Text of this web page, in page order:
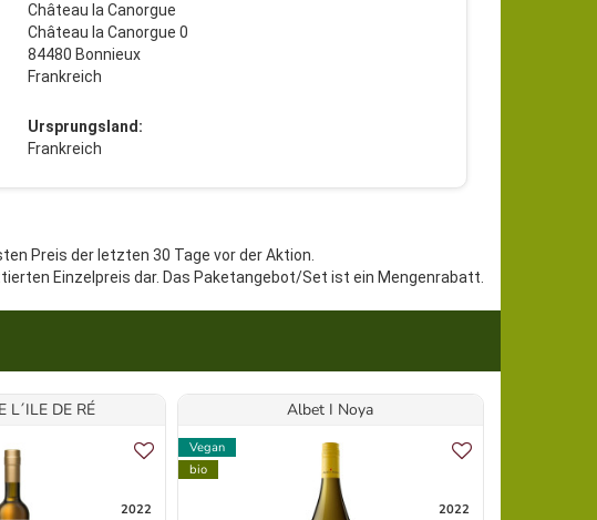
Château la Canorgue
Château la Canorgue 0
84480 Bonnieux
Frankreich
Ursprungsland:
Frankreich
Preis der letzten 30 Tage vor der Aktion.
Einzelpreis dar. Das Paketangebot/Set ist ein Mengenrabatt.
L´ILE DE RÉ
2022
Albet I Noya
Vegan
bio
2022